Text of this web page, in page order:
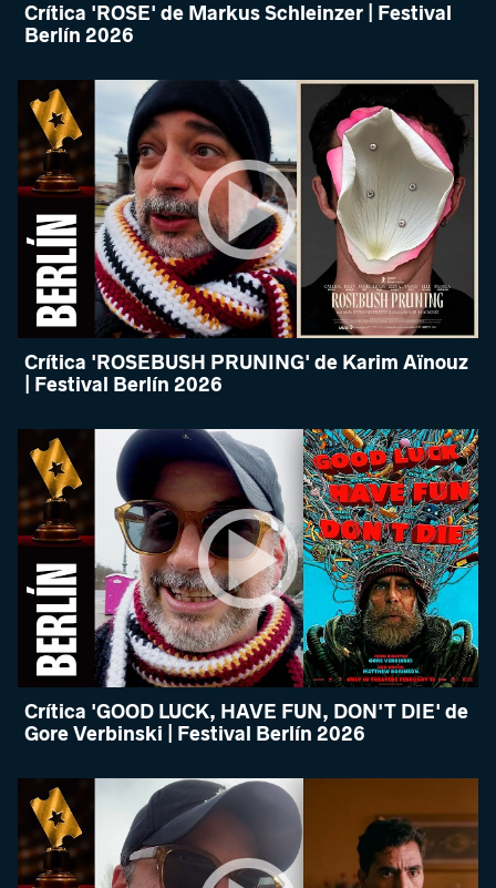
Crítica 'ROSE' de Markus Schleinzer | Festival
Berlín 2026
Crítica 'ROSEBUSH PRUNING' de Karim Aïnouz
| Festival Berlín 2026
Crítica 'GOOD LUCK, HAVE FUN, DON'T DIE' de
Gore Verbinski | Festival Berlín 2026